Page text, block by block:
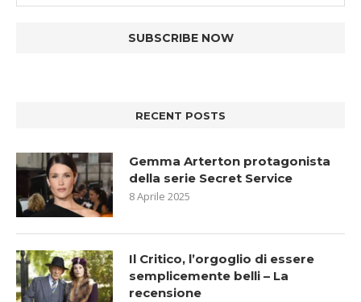
RECENT POSTS
Gemma Arterton protagonista
della serie Secret Service
8 Aprile 2025
Il Critico, l’orgoglio di essere
semplicemente belli – La
recensione